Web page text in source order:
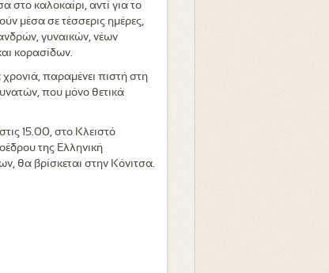
στο καλοκαίρι, αντί για το
μέσα σε τέσσερις ημέρες,
γυναικών, νέων
κορασίδων.
παραμένει πιστή στη
που μόνο θετικά
15.00, στο Κλειστό
της Ελληνική
θα βρίσκεται στην Κόνιτσα.